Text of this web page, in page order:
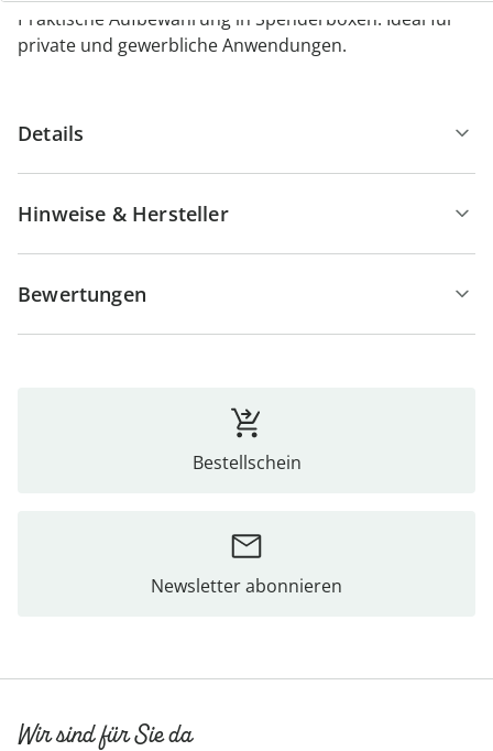
Praktische Aufbewahrung in Spenderboxen. Ideal für
private und gewerbliche Anwendungen.
Details
Hinweise & Hersteller
Bewertungen
Bestellschein
Newsletter abonnieren
Wir sind für Sie da